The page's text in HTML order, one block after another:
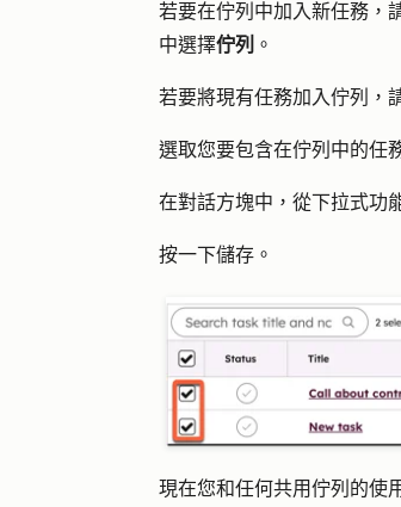
若要在佇列中加入新任務，
中選擇佇列 。
若要將現有任務加入佇列，
選取您要包含在佇列中的任
在對話方塊中，從下拉式功
按一下儲存 。
現在您和任何共用佇列的使